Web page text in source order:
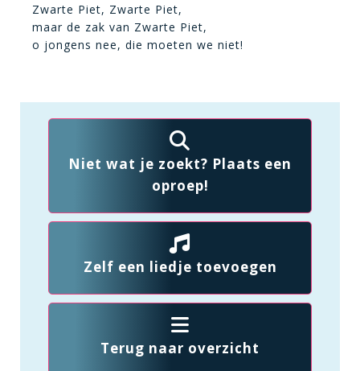
Zwarte Piet, Zwarte Piet,
maar de zak van Zwarte Piet,
o jongens nee, die moeten we niet!
Niet wat je zoekt? Plaats een
oproep!
Zelf een liedje toevoegen
Terug naar overzicht